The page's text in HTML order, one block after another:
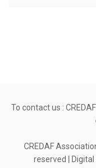
To contact us :
CREDAF
reserved |